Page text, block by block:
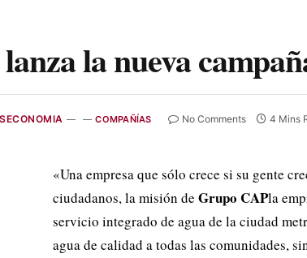
la nueva
COMPAÑÍAS No Comments 4 Mins
«Una empresa que sólo crece si su gente
ciudadanos, la misión de Grupo CAPla
servicio integrado de agua de la ciudad
agua de calidad a todas las comunidades,